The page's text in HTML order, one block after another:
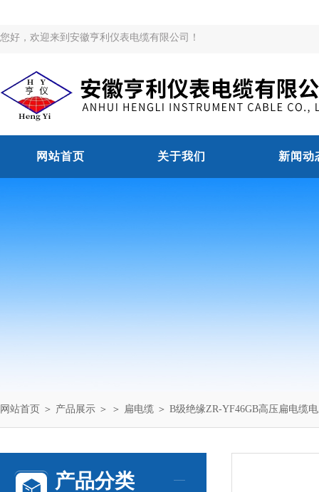
您好，欢迎来到安徽亨利仪表电缆有限公司！
网站首页 关于我们 新闻动
网站首页 ＞ 产品展示 ＞ ＞ 扁电缆 ＞ B级绝缘ZR-YF46GB高压扁电缆
产品分类